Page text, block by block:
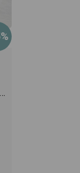
racing collection 4matic auto